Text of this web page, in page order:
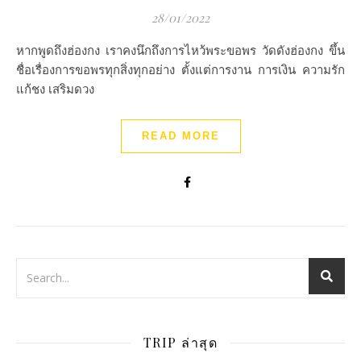
28/01/2022
หากพูดถึงฮ่องกง เราคงนึกถึงการไหว้พระขอพร วัดดังฮ่องกง ขึ้น
ชื่อเรื่องการขอพรทุกสิ่งทุกอย่าง ตั้งแต่การงาน การเงิน ความรัก
แก้ชง เสริมดวง
READ MORE
TRIP ล่าสุด